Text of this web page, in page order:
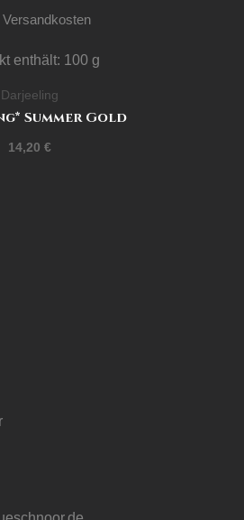
Versandkosten
enthält: 100 g
Darjeeling
Summer Gold
14,20 €